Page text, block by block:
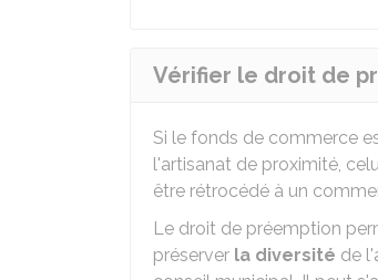
Vérifier le droit de
Si le fonds de commerce
l'artisanat de proximité,
être rétrocédé à un
Le droit de préemption
préserver la diversité de